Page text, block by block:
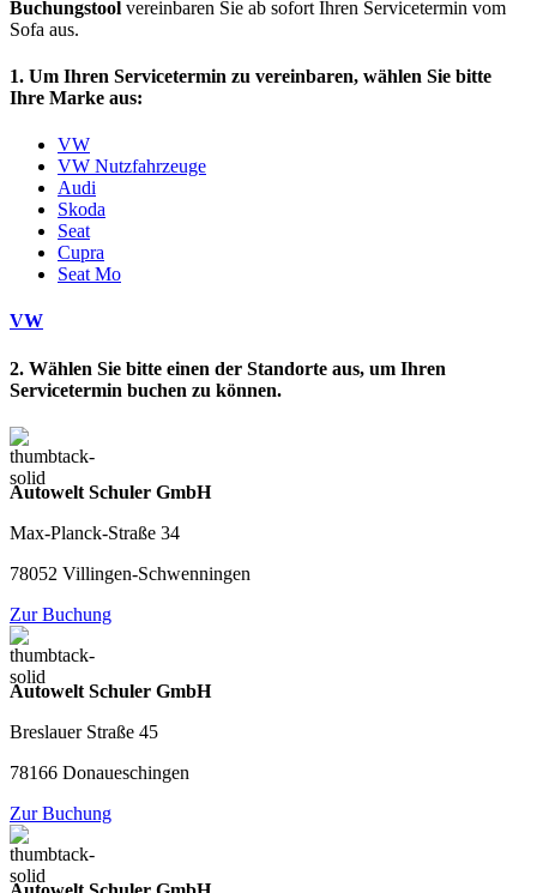
Buchungstool vereinbaren Sie ab sofort Ihren Servicetermin vom
Sofa aus.
1. Um Ihren Servicetermin zu vereinbaren, wählen Sie bitte
Ihre Marke aus:
VW
VW Nutzfahrzeuge
Audi
Skoda
Seat
Cupra
Seat Mo
VW
2. Wählen Sie bitte einen der Standorte aus, um Ihren
Servicetermin buchen zu können.
Autowelt Schuler GmbH
Max-Planck-Straße 34
78052 Villingen-Schwenningen
Zur Buchung
Autowelt Schuler GmbH
Breslauer Straße 45
78166 Donaueschingen
Zur Buchung